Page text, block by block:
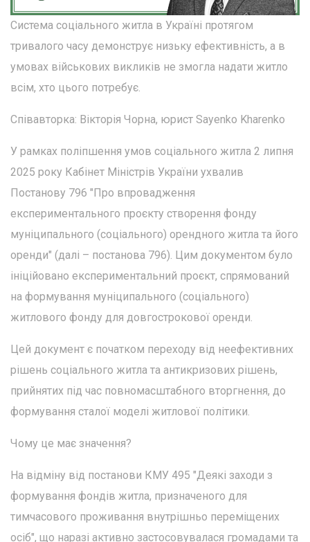
Система соціального житла в Україні протягом
тривалого часу демонструє низьку ефективність, а в
умовах військових викликів не змогла надати житло
всім, хто цього потребує.
Співавторка: Вікторія Чорна, юрист Sayenko Kharenko
У рамках поліпшення умов соціального житла 2 липня
2025 року Кабінет Міністрів України ухвалив
Постанову 796 "Про впровадження
експериментального проєкту створення фонду
муніципального (соціального) орендного житла та його
оренди" (далі – постанова 796). Цим документом було
ініційовано експериментальний проєкт, спрямований
на формування муніципального (соціального)
житлового фонду для довгострокової оренди.
Цей документ є початком переходу від неефективних
рішень соціального житла та антикризових рішень,
прийнятих під час повномасштабного вторгнення, до
формування сталої моделі житлової політики.
Чому це має значення?
На відміну від постанови КМУ 495 "Деякі заходи з
формування фондів житла, призначеного для
тимчасового проживання внутрішньо переміщених
осіб", що наразі активно застосовувалася громадами та